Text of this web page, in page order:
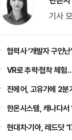
기사
협력사 ‘개발자 구인
VR로 추락·협착 체험
진에어, 고유가에 2
한온시스템, 캐나다
현대차·기아, 레드닷